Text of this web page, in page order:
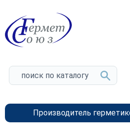
Производитель